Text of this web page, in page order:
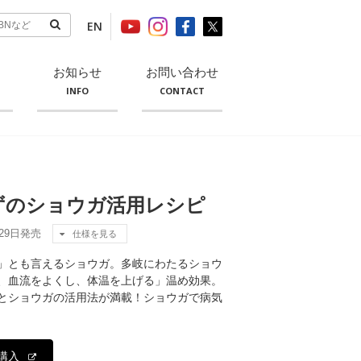
EN
お知らせ
INFO
お問い合わせ
CONTACT
ショウガ活用レシピ
日発売 仕様を見る
とも言えるショウガ。多岐にわたるショウ
流をよくし、体温を上げる」温め効果。
ショウガの活用法が満載！ショウガで病気
入